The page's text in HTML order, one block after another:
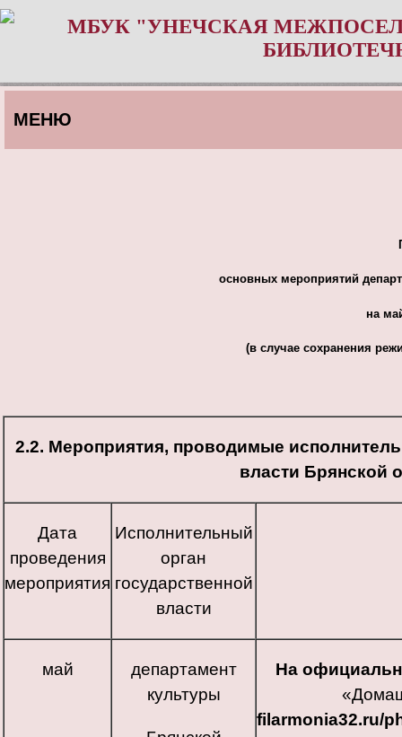
МБУК "УНЕЧСКАЯ
МЕНЮ
основных мероприятий
на
(в случае сохранения
2.2. Мероприятия, проводимые
власти Брянской
Дата
проведения
мероприятия
Исполнительный
орган
государственной
власти
май
департамент
культуры
На
filarmonia32.ru/